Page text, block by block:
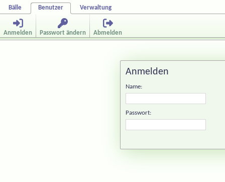
Bälle Benutzer Verwaltung
Anmelden Passwort ändern Abmelden
Anmelden
Name:
Passwort: